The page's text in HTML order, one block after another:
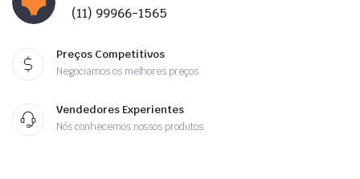
(11) 99966-1565
Preços Competitivos
Negociamos os melhores preços.
Vendedores Experientes
Nós conhecemos nossos produtos.